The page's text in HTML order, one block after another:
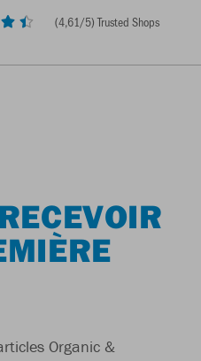
(4,61/5) Trusted Shops
Organic &